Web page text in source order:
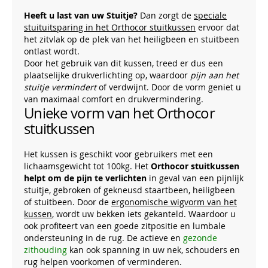
Heeft u last van uw Stuitje? Dan zorgt de speciale
stuituitsparing in het Orthocor stuitkussen ervoor dat
het zitvlak op de plek van het heiligbeen en stuitbeen
ontlast wordt.
Door het gebruik van dit kussen, treed er dus een
plaatselijke drukverlichting op, waardoor pijn aan het
stuitje vermindertof verdwijnt. Door de vorm geniet u
van maximaal comfort en drukvermindering.
Unieke vorm van het Orthocor
stuitkussen
Het kussen is geschikt voor gebruikers met een
lichaamsgewicht tot 100kg. Het Orthocor stuitkussen
helpt om de pijn te verlichten in geval van een pijnlijk
stuitje, gebroken of gekneusd staartbeen, heiligbeen
of stuitbeen. Door de ergonomische wigvorm van het
kussen, wordt uw bekken iets gekanteld. Waardoor u
ook profiteert van een goede zitpositie en lumbale
ondersteuning in de rug. De actieve en gezonde
zithouding kan ook spanning in uw nek, schouders en
rug helpen voorkomen of verminderen.